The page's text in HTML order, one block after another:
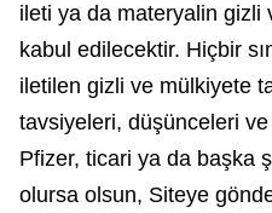
ileti ya da materyalin gizli
kabul edilecektir. Hiçbir
iletilen gizli ve mülkiyete
tavsiyeleri, düşünceleri
Pfizer, ticari ya da başka
olursa olsun, Siteye